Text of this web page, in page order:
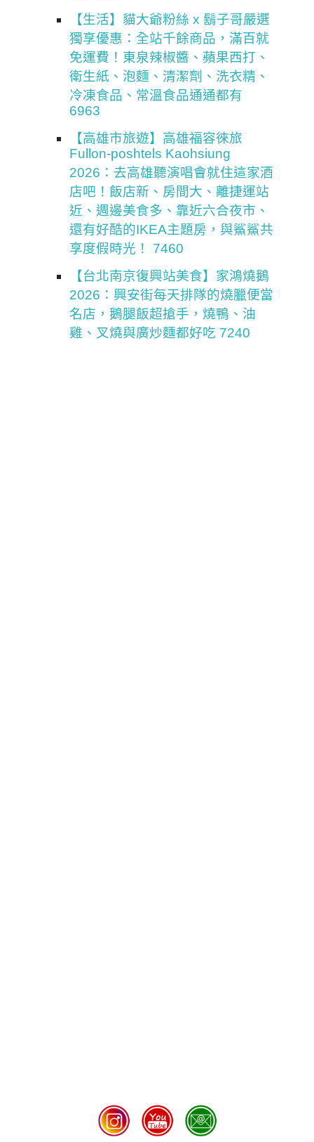
【生活】貓大爺粉絲 x 鬍子哥嚴選
獨享優惠：全站千餘商品，滿百就
免運費！東泉辣椒醬、蘋果西打、
衛生紙、泡麵、清潔劑、洗衣精、
冷凍食品、常溫食品通通都有
6963
【高雄市旅遊】高雄福容徠旅
Fullon-poshtels Kaohsiung
2026：去高雄聽演唱會就住這家酒
店吧！飯店新、房間大、離捷運站
近、週邊美食多、靠近六合夜市、
還有好酷的IKEA主題房，與鯊鯊共
享度假時光！ 7460
【台北南京復興站美食】家鴻燒鵝
2026：興安街每天排隊的燒臘便當
名店，鵝腿飯超搶手，燒鴨、油
雞、叉燒與廣炒麵都好吃 7240